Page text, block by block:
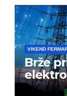
VIKEND
Brže